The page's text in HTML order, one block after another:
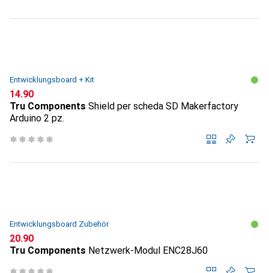
Entwicklungsboard + Kit
CHF
14.90
Tru Components Shield per scheda SD Makerfactory
Arduino 2 pz.
Entwicklungsboard Zubehör
CHF
20.90
Tru Components Netzwerk-Modul ENC28J60